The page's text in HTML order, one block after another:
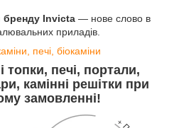
бренду Invicta — нове слово в
приладів.
топки, печі, портали,
камінні решітки при
замовленні!